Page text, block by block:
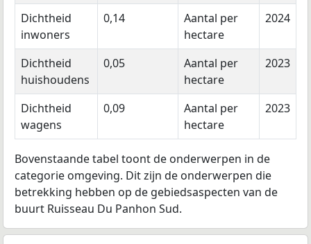
Dichtheid
inwoners
0,14
Aantal per
hectare
2024
Dichtheid
huishoudens
0,05
Aantal per
hectare
2023
Dichtheid
wagens
0,09
Aantal per
hectare
2023
Bovenstaande tabel toont de onderwerpen in de
categorie omgeving. Dit zijn de onderwerpen die
betrekking hebben op de gebiedsaspecten van de
buurt Ruisseau Du Panhon Sud.